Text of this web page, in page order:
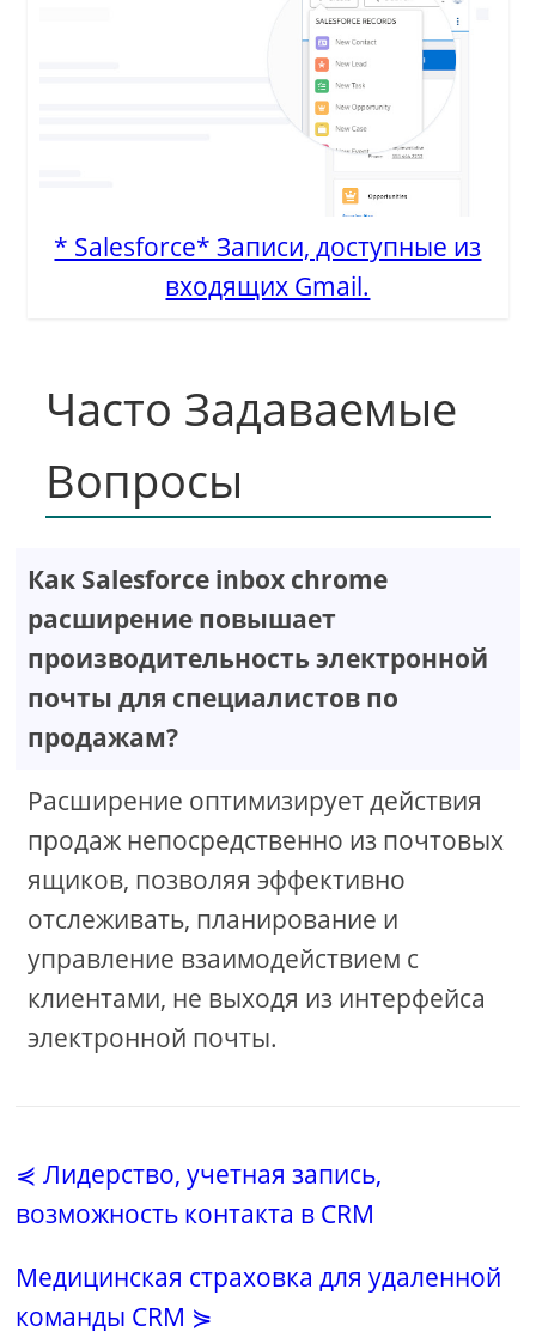
* Salesforce* Записи, доступные из
входящих Gmail.
Часто Задаваемые
Вопросы
Как Salesforce inbox chrome
расширение повышает
производительность электронной
почты для специалистов по
продажам?
Расширение оптимизирует действия
продаж непосредственно из почтовых
ящиков, позволяя эффективно
отслеживать, планирование и
управление взаимодействием с
клиентами, не выходя из интерфейса
электронной почты.
⋞ Лидерство, учетная запись,
возможность контакта в CRM
Медицинская страховка для удаленной
команды CRM ⋟